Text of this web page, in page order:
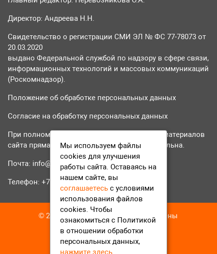
Директор: Андреева Н.Н.
Свидетельство о регистрации СМИ ЭЛ № ФС 77-78073 от
20.03.2020
выдано Федеральной службой по надзору в сфере связи,
информационных технологий и массовых коммуникаций
(Роскомнадзор).
Положение об обработке персональных данных
Согласие на обработку персональных данных
При полном или частичном использовании материалов
сайта прямая гиперссылка на tvr24.tv обязательна.
Почта: info@tvr24.tv
Телефон: +7 (496) 551-04-95
© 2016-2023 ТВР24 Все права защищены
Мы используем файлы
cookies для улучшения
работы сайта. Оставаясь на
нашем сайте, вы
соглашаетесь с условиями
использования файлов
cookies. Чтобы
ознакомиться с Политикой
в отношении обработки
персональных данных,
нажмите здесь